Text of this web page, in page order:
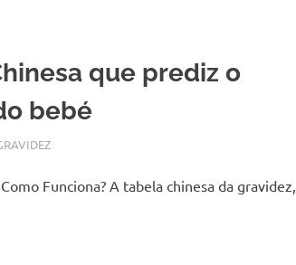
que prediz o
bebé
Funciona? A tabela chinesa da gravidez,